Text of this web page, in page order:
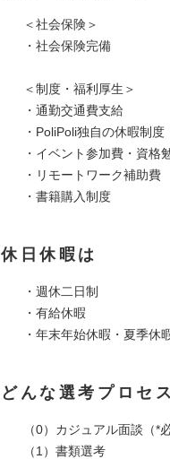
＜社会保険＞
・社会保険完備
＜制度・福利厚生＞
・通勤交通費支給
・PoliPoli独自の休暇制度
・イベント参加費・資格
・リモートワーク補助費
・書籍購入制度
休日休暇は
・週休二日制
・有給休暇
・年末年始休暇・夏季休
どんな選考プロセ
（0）カジュアル面談（*
（1）書類選考